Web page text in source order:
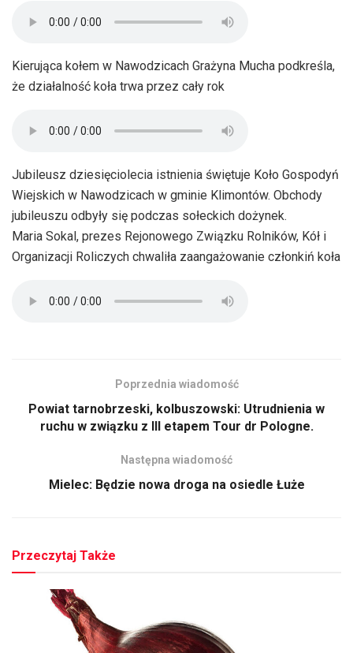
Kierująca kołem w Nawodzicach Grażyna Mucha podkreśla,
że działalność koła trwa przez cały rok
Jubileusz dziesięciolecia istnienia świętuje Koło Gospodyń
Wiejskich w Nawodzicach w gminie Klimontów. Obchody
jubileuszu odbyły się podczas sołeckich dożynek.
Maria Sokal, prezes Rejonowego Związku Rolników, Kół i
Organizacji Roliczych chwaliła zaangażowanie członkiń koła
Poprzednia wiadomość
Powiat tarnobrzeski, kolbuszowski: Utrudnienia w
ruchu w związku z III etapem Tour dr Pologne.
Następna wiadomość
Mielec: Będzie nowa droga na osiedle Łuże
Przeczytaj Także